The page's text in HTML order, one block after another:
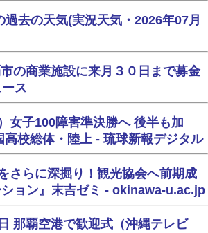
過去の天気(実況天気・2026年07月
の商業施設に来月３０日まで募金
ス
女子100障害準決勝へ 後半も加
高校総体・陸上 - 琉球新報デジタル
さらに深掘り！観光協会へ前期成
ョン』末吉ゼミ - okinawa-u.ac.jp
那覇空港で歓迎式（沖縄テレビ